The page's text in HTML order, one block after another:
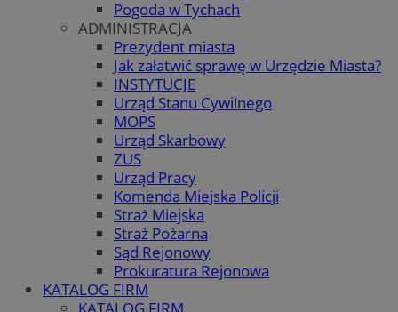
Pogoda w Tychach
ADMINISTRACJA
Prezydent miasta
Jak załatwić sprawę w Urzędzie Miasta?
INSTYTUCJE
Urząd Stanu Cywilnego
MOPS
Urząd Skarbowy
ZUS
Urząd Pracy
Komenda Miejska Policji
Straż Miejska
Straż Pożarna
Sąd Rejonowy
Prokuratura Rejonowa
KATALOG FIRM